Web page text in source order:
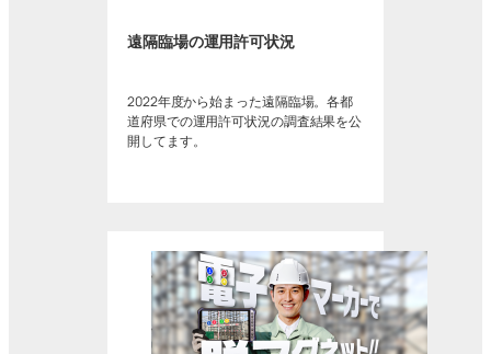
遠隔臨場の運用許可状況
2022年度から始まった遠隔臨場。各都
道府県での運用許可状況の調査結果を公
開してます。